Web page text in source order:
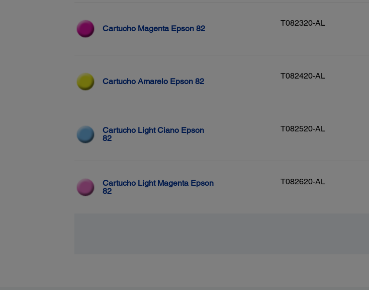
Cartucho Magenta Epson 82
T082320-AL
Cartucho Amarelo Epson 82
T082420-AL
Cartucho Light Ciano Epson
82
T082520-AL
Cartucho Light Magenta Epson
82
T082620-AL